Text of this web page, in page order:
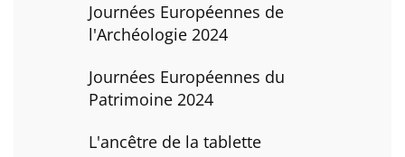
Journées Européennes de
l'Archéologie 2024
Journées Européennes du
Patrimoine 2024
L'ancêtre de la tablette